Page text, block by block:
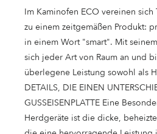
Im Kaminofen ECO vereinen
zu einem zeitgemäßen Produkt:
in einem Wort "smart". Mit
sich jeder Art von Raum an und
überlegene Leistung sowohl als
DETAILS, DIE EINEN
GUSSEISENPLATTE Eine
Herdgeräte ist die dicke,